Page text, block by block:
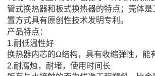
管式换热器和板式换热器的特点；壳体
置方式具有原创性技术发明专利。
产品特点：
1.耐低温性好
换热器内芯的Ω结构，具有收缩弹性，能
2.耐腐烛，耐堵，使用时间长